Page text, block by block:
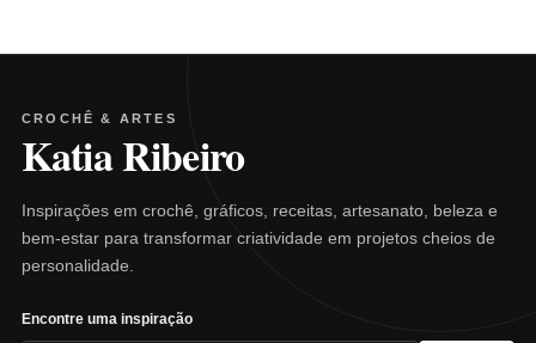
CROCHÊ & ARTES
Katia Ribeiro
Inspirações em crochê, gráficos, receitas, artesanato, beleza e
bem-estar para transformar criatividade em projetos cheios de
personalidade.
Encontre uma inspiração